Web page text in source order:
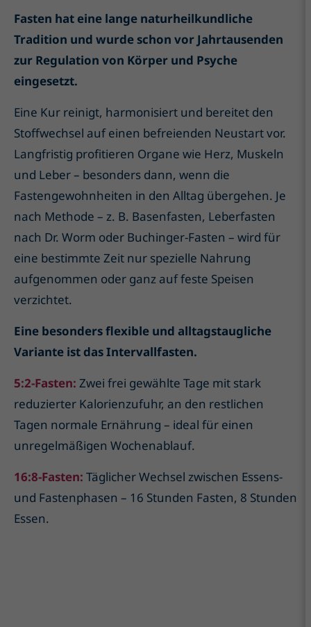
Fasten hat eine lange naturheilkundliche
Tradition und wurde schon vor Jahrtausenden
zur Regulation von Körper und Psyche
eingesetzt.
Eine Kur reinigt, harmonisiert und bereitet den
Stoffwechsel auf einen befreienden Neustart vor.
Langfristig profitieren Organe wie Herz, Muskeln
und Leber – besonders dann, wenn die
Fastengewohnheiten in den Alltag übergehen. Je
nach Methode – z. B. Basenfasten, Leberfasten
nach Dr. Worm oder Buchinger-Fasten – wird für
eine bestimmte Zeit nur spezielle Nahrung
aufgenommen oder ganz auf feste Speisen
verzichtet.
Eine besonders flexible und alltagstaugliche
Variante ist das Intervallfasten.
5:2-Fasten: Zwei frei gewählte Tage mit stark
reduzierter Kalorienzufuhr, an den restlichen
Tagen normale Ernährung – ideal für einen
unregelmäßigen Wochenablauf.
16:8-Fasten: Täglicher Wechsel zwischen Essens-
und Fastenphasen – 16 Stunden Fasten, 8 Stunden
Essen.